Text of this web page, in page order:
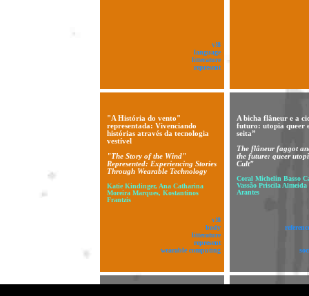
v!8
language
litterature
represent
"A História do vento"
representada: Vivenciando
histórias através da tecnologia
vestível
"The Story of the Wind"
Represented: Experiencing Stories
Through Wearable Technology
Katie Kindinger, Ana Catharina
Moreira Marques, Kostantinos
Frantzis
v!8
body
litterature
represent
wearable computing
A bicha flâneur e a
futuro: utopia queer
seita”
The flâneur faggot
the future: queer
Cult”
Coral Michelin Basso
Vassão Priscila
Arantes